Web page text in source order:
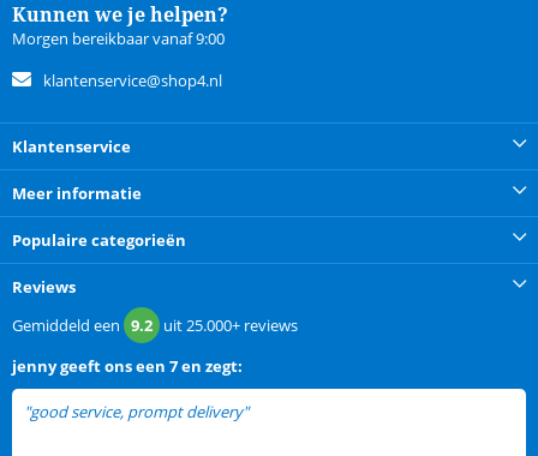
Kunnen we je helpen?
Morgen bereikbaar vanaf 9:00
klantenservice@shop4.nl
Klantenservice
Meer informatie
Populaire categorieën
Reviews
Gemiddeld een 9.2 uit25.000+ reviews
jennygeeft ons een 7 en zegt:
"good service, prompt delivery"